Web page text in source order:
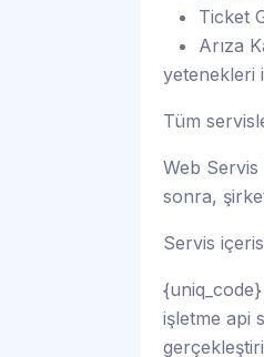
Ticket
Arıza
yetenekleri
Tüm
Web Servis
sonra,
Servis
işletme api